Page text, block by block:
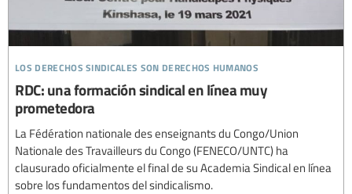
los derechos sindicales son derechos humanos
RDC: una formación sindical en línea muy
prometedora
La Fédération nationale des enseignants du Congo/Union
Nationale des Travailleurs du Congo (FENECO/UNTC) ha
clausurado oficialmente el final de su Academia Sindical en línea
sobre los fundamentos del sindicalismo.